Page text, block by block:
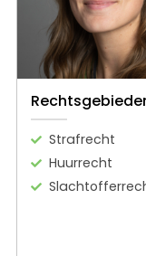
Strafrecht
Huurrecht